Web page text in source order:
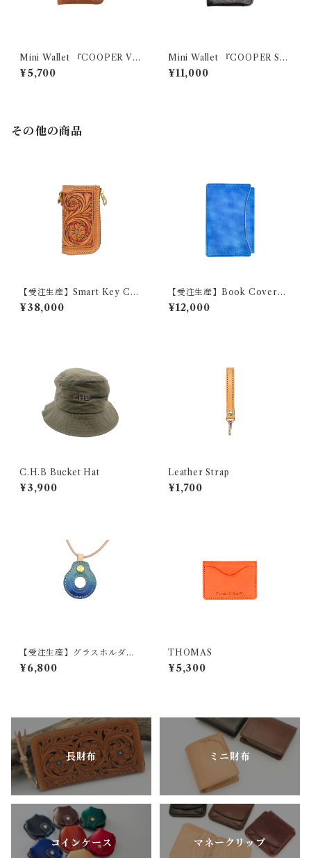
Mini Wallet 『COOPER Vin
tage』
¥5,700
Mini Wallet 『COOPER Sku
ll Studs』
¥11,000
その他の商品
【受注生産】Smart Key Cas
e 『GROUND Filigree』
¥38,000
【受注生産】Book Cover
『OLIVE』（文庫本・新書・
単行本サイズ）
¥12,000
C.H.B Bucket Hat
¥3,900
Leather Strap
¥1,700
【受注生産】グラスホルダー
『LOOP』（グラデーショ
ン）
¥6,800
THOMAS
¥5,300
長財布 ミニ財布
コインケース マネークリップ